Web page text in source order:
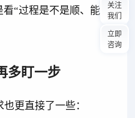
看“过程是不是顺、能不
多盯一步
更直接了一些：
关注
我们
立即
咨询